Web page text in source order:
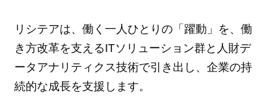
リシテアは、働く一人ひとりの「躍動」を、働
き方改革を支えるITソリューション群と人財デ
ータアナリティクス技術で引き出し、企業の持
続的な成長を支援します。